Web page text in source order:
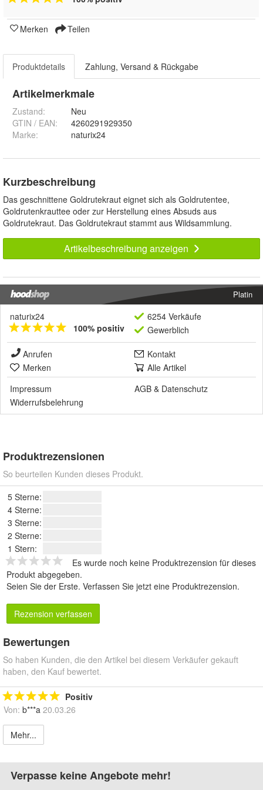
Merken Teilen
Produktdetails Zahlung, Versand & Rückgabe
Artikelmerkmale
Zustand:
Neu
GTIN / EAN:
4260291929350
Marke:
naturix24
Kurzbeschreibung
Das geschnittene Goldrutekraut eignet sich als Goldrutentee,
Goldrutenkrauttee oder zur Herstellung eines Absuds aus
Goldrutekraut. Das Goldrutekraut stammt aus Wildsammlung.
Artikelbeschreibung anzeigen
Platin
naturix24
100% positiv
6254 Verkäufe
Gewerblich
Anrufen
Kontakt
Merken
Alle Artikel
Impressum
AGB & Datenschutz
Widerrufsbelehrung
Produktrezensionen
So beurteilen Kunden dieses Produkt.
5 Sterne:
4 Sterne:
3 Sterne:
2 Sterne:
1 Stern:
Es wurde noch keine Produktrezension für dieses
Produkt abgegeben.
Seien Sie der Erste. Verfassen Sie jetzt eine Produktrezension.
Rezension verfassen
Bewertungen
So haben Kunden, die den Artikel bei diesem Verkäufer gekauft
haben, den Kauf bewertet.
Positiv
Von: b***a 20.03.26
Mehr...
Verpasse keine Angebote mehr!